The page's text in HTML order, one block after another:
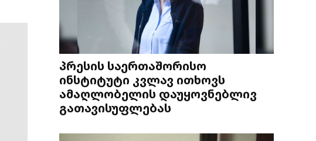
პრესის საერთაშორისო
ინსტიტუტი კვლავ ითხოვს
ამაღლობელის დაუყოვნებლივ
გათავისუფლებას